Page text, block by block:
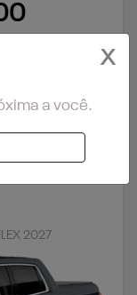
2027
X
a você.